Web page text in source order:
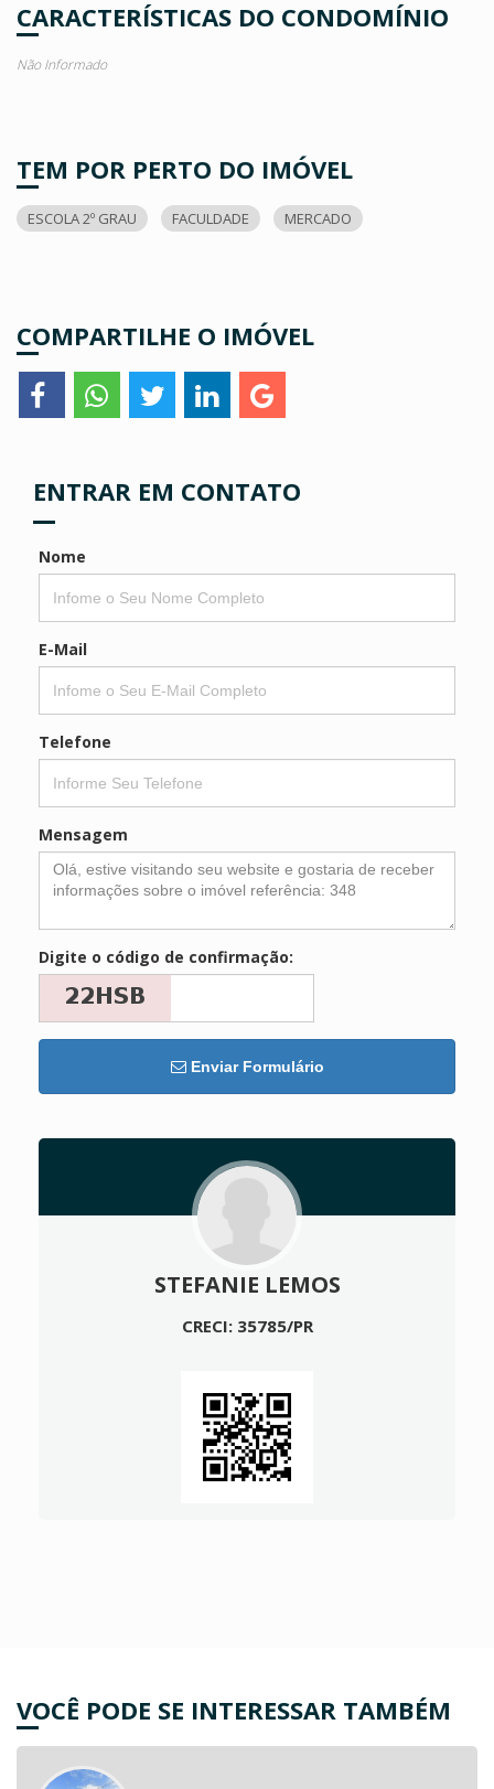
CARACTERÍSTICAS DO CONDOMÍNIO
Não Informado
TEM POR PERTO DO IMÓVEL
ESCOLA 2º GRAU FACULDADE MERCADO
COMPARTILHE O IMÓVEL
ENTRAR EM CONTATO
Nome
E-Mail
Telefone
Mensagem
Digite o código de confirmação:
Enviar Formulário
STEFANIE LEMOS
CRECI: 35785/PR
VOCÊ PODE SE INTERESSAR TAMBÉM